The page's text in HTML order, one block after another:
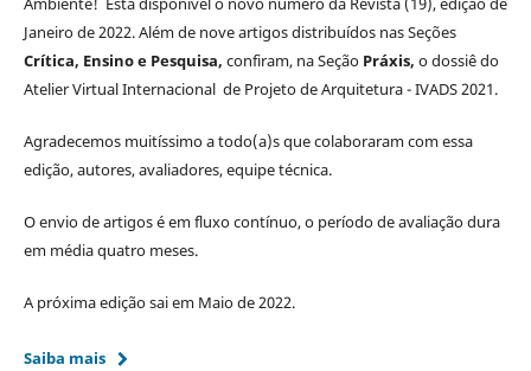
Janeiro de 2022. Além de nove artigos distribuídos nas Seções
Crítica, Ensino e Pesquisa, confiram, na SeçãoPráxis, o dossiê do
Atelier Virtual Internacional de Projeto de Arquitetura - IVADS 2021.
Agradecemos muitíssimo a todo(a)s que colaboraram com essa
edição, autores, avaliadores, equipe técnica.
O envio de artigos é em fluxo contínuo, o período de avaliação dura
em média quatro meses.
A próxima edição sai em Maio de 2022.
Saiba mais